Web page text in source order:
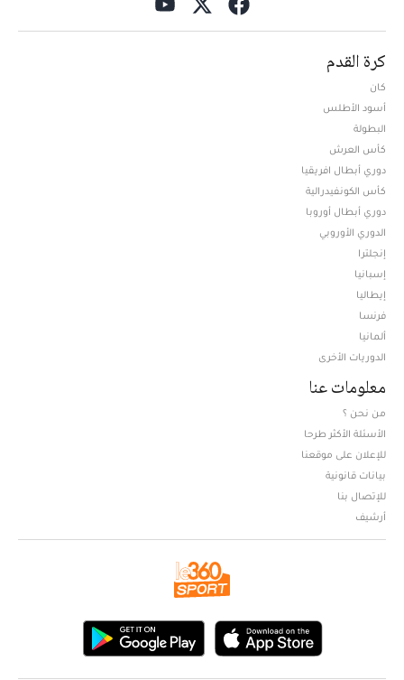
كرة القدم
كان
أسود الأطلس
البطولة
كأس العرش
دوري أبطال افريقيا
كأس الكونفيدرالية
دوري أبطال أوروبا
الدوري الأوروبي
إنجلترا
إسبانيا
إيطاليا
فرنسا
ألمانيا
الدوريات الأخرى
معلومات عنا
من نحن ؟
الأسئلة الأكثر طرحا
للإعلان على موقعنا
بيانات قانونية
للإتصال بنا
أرشيف